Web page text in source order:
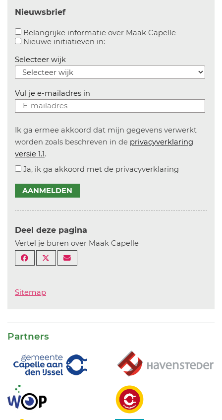
Nieuwsbrief
Belangrijke informatie over Maak CapelleAanvinken
Nieuwe initiatieven in:Aanvinken om informatie over
Selecteer wijk
Vul je e-mailadres in
Ik ga ermee akkoord dat mijn gegevens verwerkt
worden zoals beschreven in de privacyverklaring
versie 1.1.
Ja, ik ga akkoord met de privacyverklaring
AANMELDEN
Deel deze pagina
Vertel je buren over Maak Capelle
Sitemap
Partners